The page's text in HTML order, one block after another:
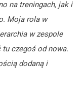
na treningach, jak i
Moja rola w
w zespole
tu czegoś od nowa.
dodaną i